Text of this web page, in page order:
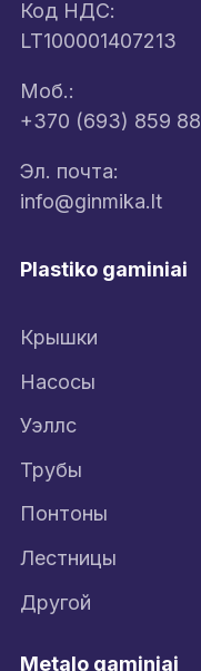
Код НДС:
LT100001407213
Моб.:
+370 (693) 859 88
Эл. почта:
info@ginmika.lt
Plastiko gaminiai
Крышки
Насосы
Уэллс
Трубы
Понтоны
Лестницы
Другой
Metalo gaminiai